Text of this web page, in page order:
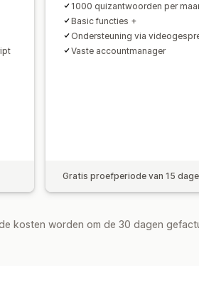
1000 quizantwoorden per
Basic functies +
Ondersteuning via
Vaste accountmanager
Gratis proefperiode van 15
kosten worden om de 30 dagen